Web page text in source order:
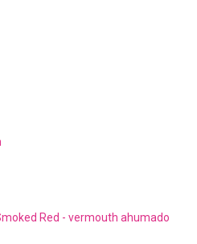
Red - vermouth ahumado